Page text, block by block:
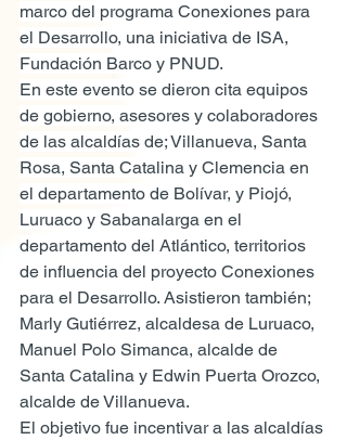
marco del programa Conexiones para
el Desarrollo, una iniciativa de ISA,
Fundación Barco y PNUD.
En este evento se dieron cita equipos
de gobierno, asesores y colaboradores
de las alcaldías de; Villanueva, Santa
Rosa, Santa Catalina y Clemencia en
el departamento de Bolívar, y Piojó,
Luruaco y Sabanalarga en el
departamento del Atlántico, territorios
de influencia del proyecto Conexiones
para el Desarrollo. Asistieron también;
Marly Gutiérrez, alcaldesa de Luruaco,
Manuel Polo Simanca, alcalde de
Santa Catalina y Edwin Puerta Orozco,
alcalde de Villanueva.
El objetivo fue incentivar a las alcaldías